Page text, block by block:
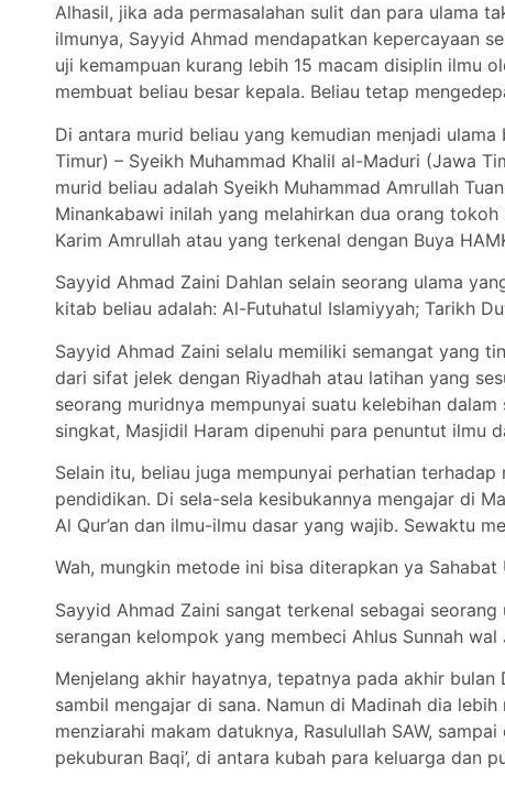
Alhasil, jika ada permasalahan sulit dan para ulama
ilmunya, Sayyid Ahmad mendapatkan kepercayaan
uji kemampuan kurang lebih 15 macam disiplin ilmu
membuat beliau besar kepala. Beliau tetap
Di antara murid beliau yang kemudian menjadi
Timur) – Syeikh Muhammad Khalil al-Maduri (Jawa
murid beliau adalah Syeikh Muhammad Amrullah
Minankabawi inilah yang melahirkan dua orang
Karim Amrullah atau yang terkenal dengan Buya
Sayyid Ahmad Zaini Dahlan selain seorang ulama
kitab beliau adalah: Al-Futuhatul Islamiyyah; Tarikh
Sayyid Ahmad Zaini selalu memiliki semangat yang
dari sifat jelek dengan Riyadhah atau latihan yang
seorang muridnya mempunyai suatu kelebihan
singkat, Masjidil Haram dipenuhi para penuntut ilmu
Selain itu, beliau juga mempunyai perhatian
pendidikan. Di sela-sela kesibukannya mengajar di
Al Qur’an dan ilmu-ilmu dasar yang wajib. Sewaktu
Wah, mungkin metode ini bisa diterapkan ya
Sayyid Ahmad Zaini sangat terkenal sebagai
serangan kelompok yang membeci Ahlus Sunnah wal
Menjelang akhir hayatnya, tepatnya pada akhir
sambil mengajar di sana. Namun di Madinah dia
menziarahi makam datuknya, Rasulullah SAW,
pekuburan Baqi’, di antara kubah para keluarga dan